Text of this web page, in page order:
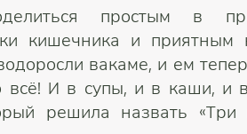
простым в
кишечника и
вакаме, и ем
всё! И в супы, и в каши, и
решила назвать